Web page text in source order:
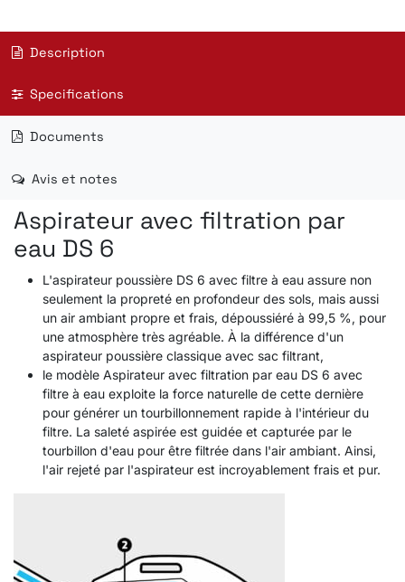
Description
Specifications
Documents
Avis et notes
Aspirateur avec filtration par
eau DS 6
L'aspirateur poussière DS 6 avec filtre à eau assure non
seulement la propreté en profondeur des sols, mais aussi
un air ambiant propre et frais, dépoussiéré à 99,5 %, pour
une atmosphère très agréable. À la différence d'un
aspirateur poussière classique avec sac filtrant,
le modèle Aspirateur avec filtration par eau DS 6 avec
filtre à eau exploite la force naturelle de cette dernière
pour générer un tourbillonnement rapide à l'intérieur du
filtre. La saleté aspirée est guidée et capturée par le
tourbillon d'eau pour être filtrée dans l'air ambiant. Ainsi,
l'air rejeté par l'aspirateur est incroyablement frais et pur.